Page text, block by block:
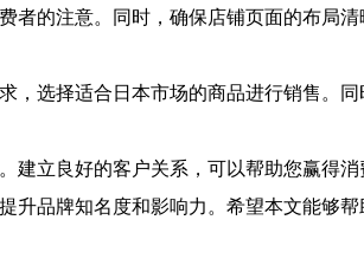
者的注意。同时，确保店铺页面的布局
选择适合日本市场的商品进行销售。
立良好的客户关系，可以帮助您赢得消
品牌知名度和影响力。希望本文能够